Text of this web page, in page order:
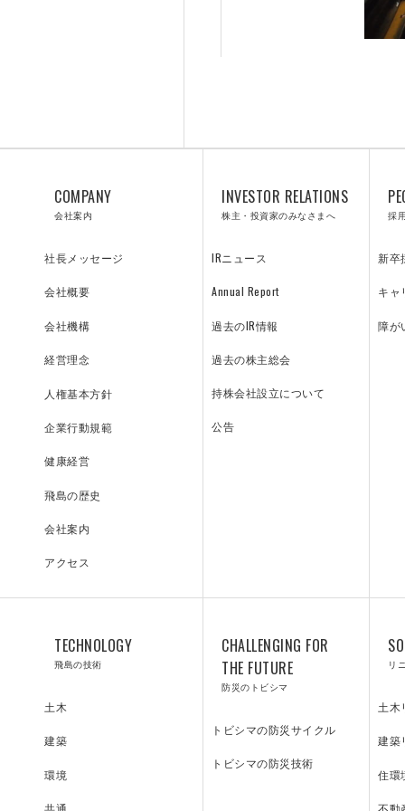
ULT
S
プロジェクト紹介／施工実績
COMPANY
会社案内
社長メッセージ
会社概要
会社機構
経営理念
人権基本方針
企業行動規範
健康経営
飛島の歴史
会社案内
アクセス
INVESTOR RELATIONS
株主・投資家のみなさまへ
IRニュース
Annual Report
過去のIR情報
過去の株主総会
持株会社設立について
公告
採
新卒
キャ
障が
TECHNOLOGY
飛島の技術
土木
建築
環境
CHALLENGING FOR
THE FUTURE
防災のトビシマ
トビシマの防災サイクル
トビシマの防災技術
リ
土木
建築
住環
不動